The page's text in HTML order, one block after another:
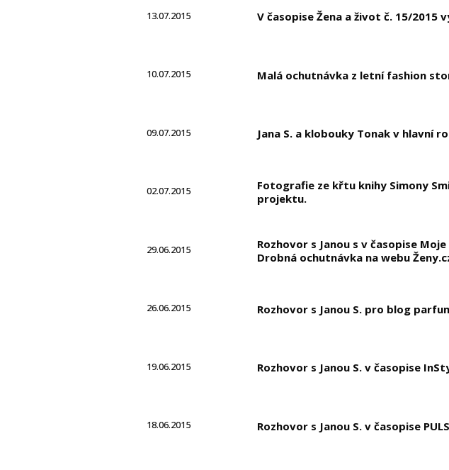
13.07.2015 V časopise Žena a život č. 15/2015
10.07.2015 Malá ochutnávka z letní fashion
09.07.2015 Jana S. a klobouky Tonak v hlavní
02.07.2015
Fotografie ze křtu knihy Simony
projektu.
29.06.2015
Rozhovor s Janou s v časopise
Drobná ochutnávka na webu
26.06.2015 Rozhovor s Janou S. pro blog
19.06.2015 Rozhovor s Janou S. v časopise
18.06.2015 Rozhovor s Janou S. v časopise